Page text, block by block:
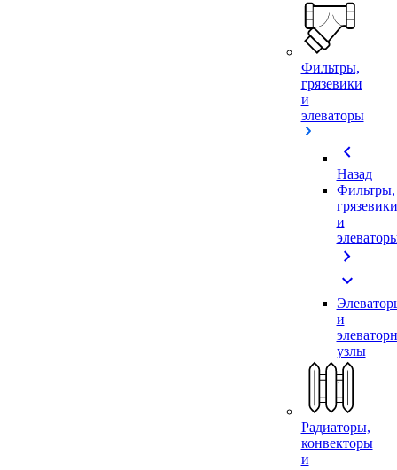
Фильтры,
грязевики
и
элеваторы
chevron_left
Назад
Фильтры,
грязевики
и
chevron_right
expand_more
и
узлы
Радиаторы,
конвекторы
и